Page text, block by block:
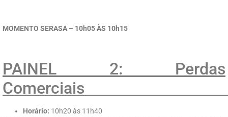
MOMENTO SERASA – 10h05 ÀS 10h15
PAINEL 2: Perdas
Horário: 10h20 às 11h40